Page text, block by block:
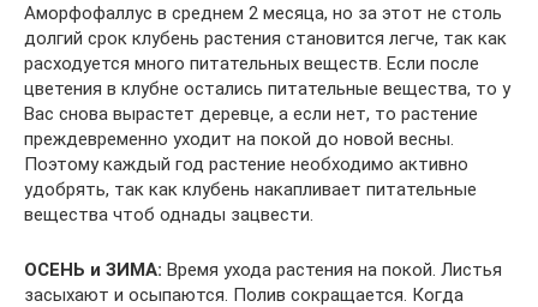
Аморфофаллус в среднем 2 месяца, но за этот не столь
долгий срок клубень растения становится легче, так как
расходуется много питательных веществ. Если после
цветения в клубне остались питательные вещества, то у
Вас снова вырастет деревце, а если нет, то растение
преждевременно уходит на покой до новой весны.
Поэтому каждый год растение необходимо активно
удобрять, так как клубень накапливает питательные
вещества чтоб однады зацвести.
ОСЕНЬ и ЗИМА: Время ухода растения на покой. Листья
засыхают и осыпаются. Полив сокращается. Когда